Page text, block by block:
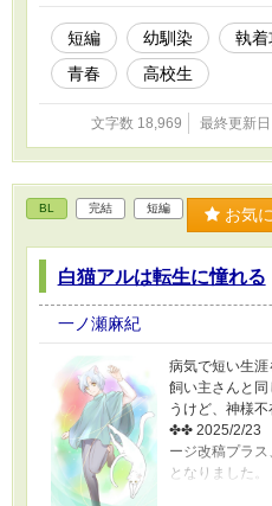
編です。よろ
エブリスタさ
短編 幼馴染 執着
青春
高校生
文字数 18,969 最終更新
BL 完結 短編 お気
白猫アルは転生に憧れる
一ノ瀬麻紀
病気で短い生
飼い主さんと
うけど、神様
✤✤ 2025/2/23
ージ改稿プラ
となりました
ンを追加して